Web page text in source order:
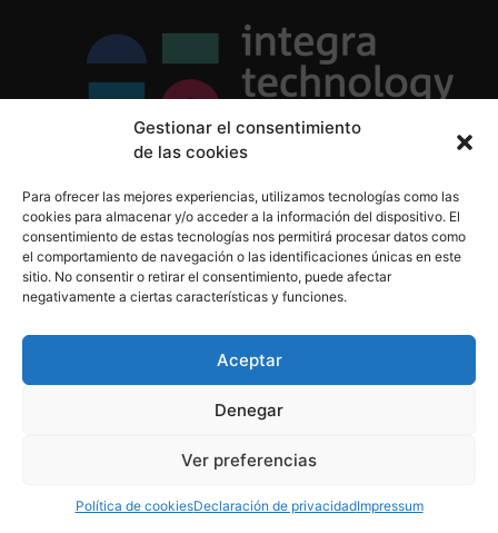
Gestionar el consentimiento
de las cookies
Para ofrecer las mejores experiencias, utilizamos tecnologías como las
cookies para almacenar y/o acceder a la información del dispositivo. El
consentimiento de estas tecnologías nos permitirá procesar datos como
el comportamiento de navegación o las identificaciones únicas en este
sitio. No consentir o retirar el consentimiento, puede afectar
negativamente a ciertas características y funciones.
Aceptar
Denegar
Ver preferencias
Política de cookiesDeclaración de privacidadImpressum
Política de Privacidad
Política de Cookies
Aviso Legal
informacion@integratecnologia.es
910 607 564
derechos reservados